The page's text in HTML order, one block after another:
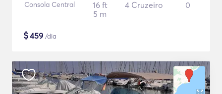
Consola Central
16 ft
5 m
4 Cruzeiro 0
$459 /dia